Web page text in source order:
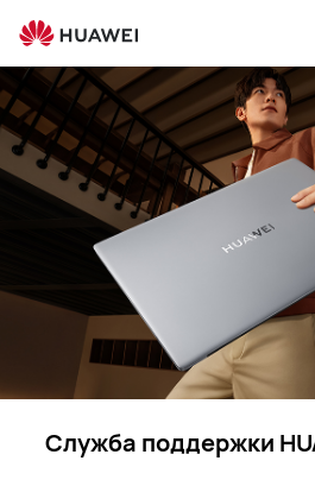
Служба
поддержки
HUAWEI
Служба поддержки